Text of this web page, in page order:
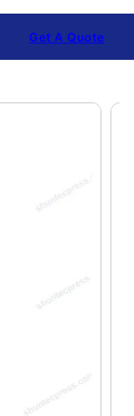
Get A Quote